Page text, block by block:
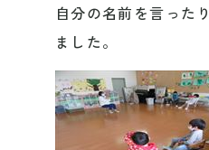
自分の名前を言った
ました。